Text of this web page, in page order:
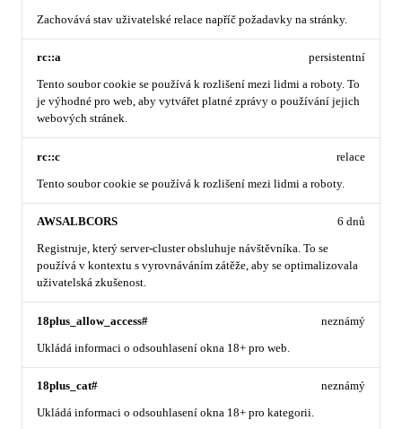
Zachovává stav uživatelské relace napříč požadavky na stránky.
rc::a
Tento soubor cookie se používá k rozlišení mezi lidmi a roboty. To
je výhodné pro web, aby vytvářet platné zprávy o používání jejich
webových stránek.
persistentní
rc::c
Tento soubor cookie se používá k rozlišení mezi lidmi a roboty.
relace
AWSALBCORS
Registruje, který server-cluster obsluhuje návštěvníka. To se
používá v kontextu s vyrovnáváním zátěže, aby se optimalizovala
uživatelská zkušenost.
6 dnů
18plus_allow_access#
Ukládá informaci o odsouhlasení okna 18+ pro web.
neznámý
18plus_cat#
Ukládá informaci o odsouhlasení okna 18+ pro kategorii.
neznámý